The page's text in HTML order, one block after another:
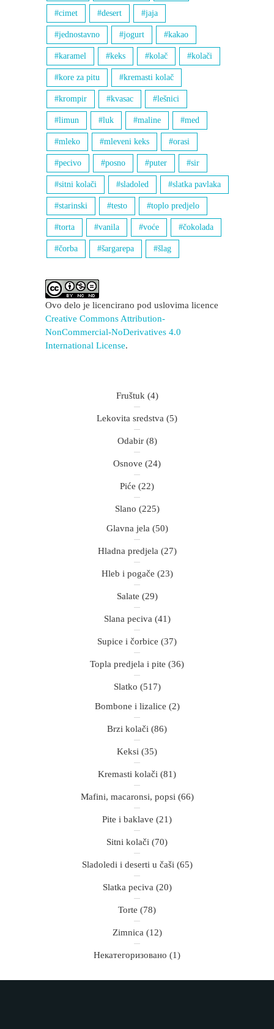
cimet desert jaja
jednostavno jogurt kakao
karamel keks kolač kolači
kore za pitu kremasti kolač
krompir kvasac lešnici
limun luk maline med
mleko mleveni keks orasi
pecivo posno puter sir
sitni kolači sladoled slatka pavlaka
starinski testo toplo predjelo
torta vanila voće čokolada
čorba šargarepa šlag
Ovo delo je licencirano pod uslovima licence
Creative Commons Attribution-
NonCommercial-NoDerivatives 4.0
International License.
Fruštuk (4)
Lekovita sredstva (5)
Odabir(8)
Osnove (24)
Piće (22)
Slano (225)
Glavna jela (50)
Hladna predjela (27)
Hleb i pogače (23)
Salate (29)
Slana peciva (41)
Supice i čorbice (37)
Topla predjela i pite (36)
Slatko (517)
Bombone i lizalice (2)
Brzi kolači (86)
Keksi (35)
Kremasti kolači (81)
Mafini, macaronsi, popsi (66)
Pite i baklave (21)
Sitni kolači (70)
Sladoledi i deserti u čaši (65)
Slatka peciva (20)
Torte (78)
Zimnica (12)
Некатегоризовано (1)